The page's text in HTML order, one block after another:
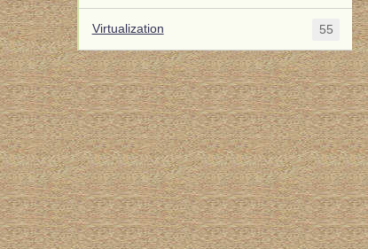
Virtualization 55